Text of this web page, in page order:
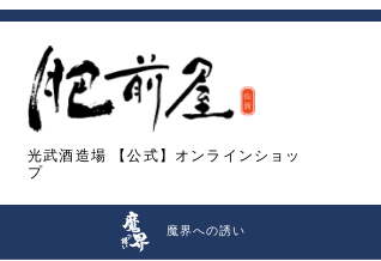
光武酒造場 【公式】オンラインショッ
プ
魔界への誘い